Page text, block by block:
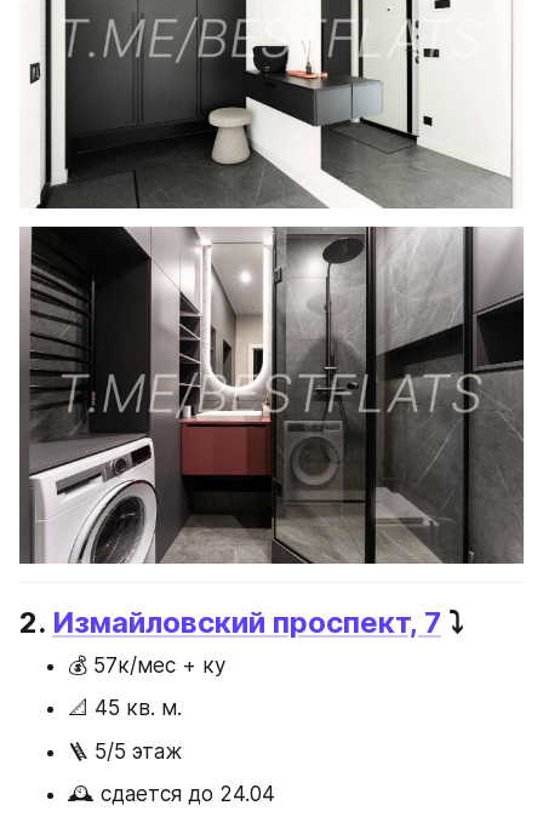
2. Измайловский проспект, 7 ⤵️
💰 57к/мес + ку
📐 45 кв. м.
🪜 5/5 этаж
🕰️ сдается до 24.04